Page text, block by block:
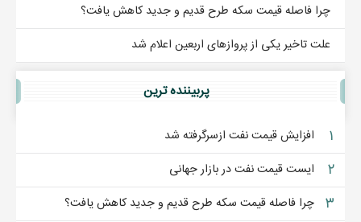
چرا فاصله قیمت سکه طرح قدیم و جدید کاهش یافت؟
علت تاخیر یکی از پروازهای اربعین اعلام شد
پربيننده ترين
۱ افزایش قیمت نفت ازسرگرفته شد
۲ ایست قیمت نفت در بازار جهانی
۳ چرا فاصله قیمت سکه طرح قدیم و جدید کاهش یافت؟